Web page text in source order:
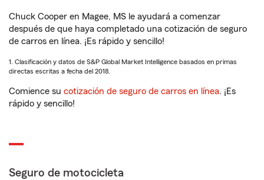
Chuck Cooper en Magee, MS le ayudará a comenzar
después de que haya completado una cotización de seguro
de carros en línea. ¡Es rápido y sencillo!
1. Clasificación y datos de S&P Global Market Intelligence basados en primas
directas escritas a fecha del 2018.
Comience su cotización de seguro de carros en línea. ¡Es
rápido y sencillo!
Seguro de motocicleta